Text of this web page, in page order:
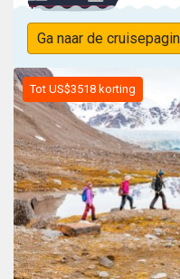
Ga naar de
Tot US$3518 korting